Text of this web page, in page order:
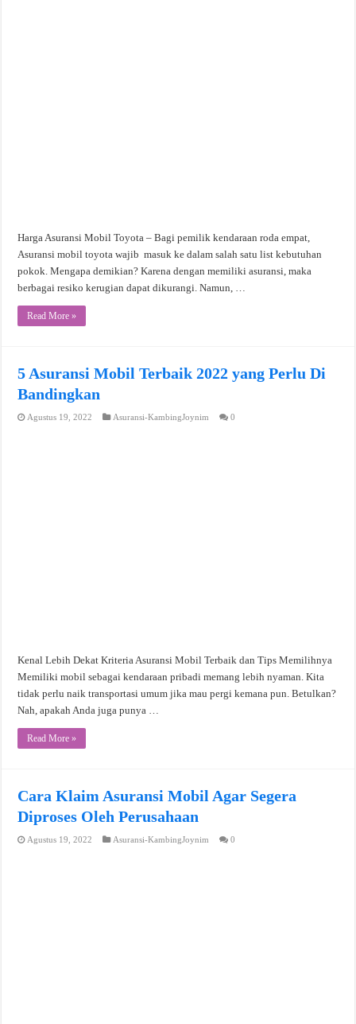
Harga Asuransi Mobil Toyota – Bagi pemilik kendaraan roda empat,
Asuransi mobil toyota wajib masuk ke dalam salah satu list kebutuhan
pokok. Mengapa demikian? Karena dengan memiliki asuransi, maka
berbagai resiko kerugian dapat dikurangi. Namun, …
Read More »
5 Asuransi Mobil Terbaik 2022 yang Perlu Di
Bandingkan
Agustus 19, 2022 Asuransi-KambingJoynim 0
Kenal Lebih Dekat Kriteria Asuransi Mobil Terbaik dan Tips Memilihnya
Memiliki mobil sebagai kendaraan pribadi memang lebih nyaman. Kita
tidak perlu naik transportasi umum jika mau pergi kemana pun. Betulkan?
Nah, apakah Anda juga punya …
Read More »
Cara Klaim Asuransi Mobil Agar Segera
Diproses Oleh Perusahaan
Agustus 19, 2022 Asuransi-KambingJoynim 0